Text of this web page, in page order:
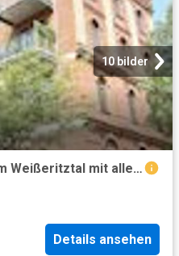
10 bilder
Stilvolle Penthouse Whg. im Weißeritztal mit allem Komfort, den man sich vorstellen kann
Details ansehen